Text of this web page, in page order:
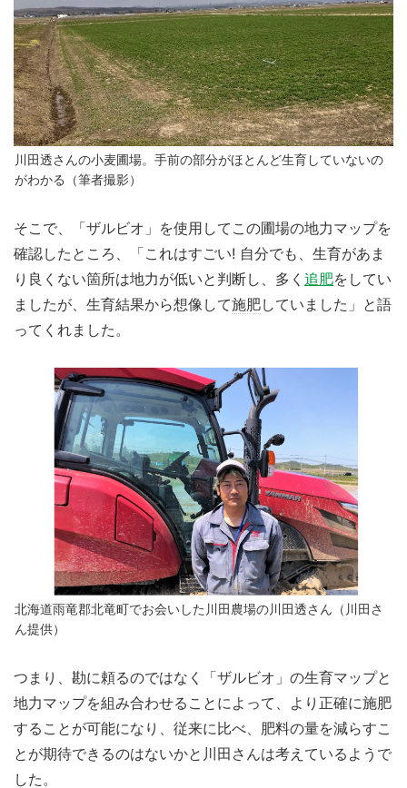
川田透さんの小麦圃場。手前の部分がほとんど生育していないの
がわかる（筆者撮影）
そこで、「ザルビオ」を使用してこの圃場の地力マップを
確認したところ、「これはすごい! 自分でも、生育があま
り良くない箇所は地力が低いと判断し、多く 追肥をしてい
ましたが、生育結果から想像して施肥していました」と語
ってくれました。
北海道雨竜郡北竜町でお会いした川田農場の川田透さん（川田さ
ん提供）
つまり、勘に頼るのではなく「ザルビオ」の生育マップと
地力マップを組み合わせることによって、より正確に施肥
することが可能になり、従来に比べ、肥料の量を減らすこ
とが期待できるのはないかと川田さんは考えているようで
した。